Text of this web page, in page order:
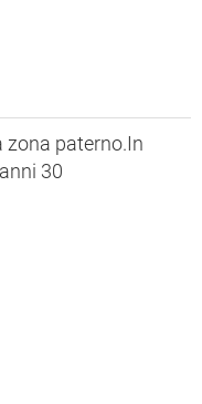
zona paterno.In
30